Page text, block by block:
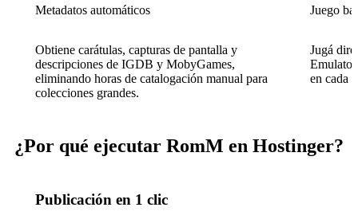
Metadatos automáticos
Obtiene carátulas, capturas de pantalla y
descripciones de IGDB y MobyGames,
eliminando horas de catalogación manual para
colecciones grandes.
Juego
Jugá
en cada
¿Por qué ejecutar RomM en Hostinger?
Publicación en 1 clic